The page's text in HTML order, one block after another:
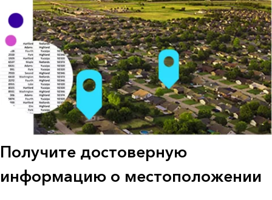
Получите достоверную
информацию о местоположении